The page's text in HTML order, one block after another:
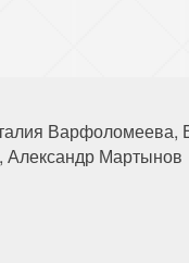
Варфоломеева,
Александр Мартынов